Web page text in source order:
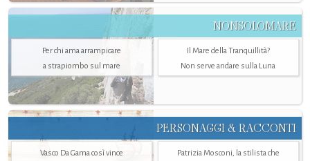
NONSOLOMARE
Per chi ama arrampicare
a strapiombo sul mare
Il Mare della Tranquillità?
Non serve andare sulla Luna
PERSONAGGI & RACCONTI
Vasco Da Gama così vince
Patrizia Mosconi, la stilista che